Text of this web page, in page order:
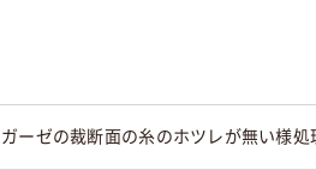
ガーゼの裁断面の糸のホツレが無い様処